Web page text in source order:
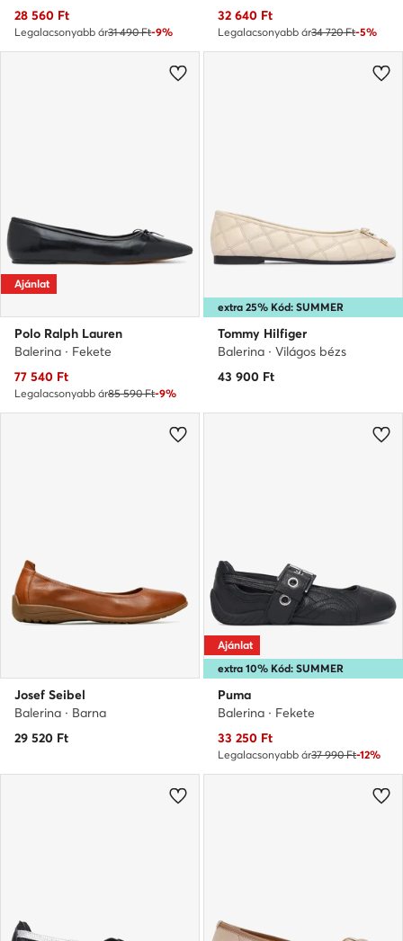
Aktuális ár
28 560 Ft
Legalacsonyabb ár31 490 Ft-9%
Aktuális ár
32 640 Ft
Legalacsonyabb ár34 720 Ft-5%
Ajánlat
Polo Ralph Lauren
Balerina · Fekete
Aktuális ár
77 540 Ft
Legalacsonyabb ár85 590 Ft-9%
extra 25% Kód: SUMMER
Tommy Hilfiger
Balerina · Világos bézs
43 900 Ft
Josef Seibel
Balerina · Barna
29 520 Ft
extra 10% Kód: SUMMER
Ajánlat
Puma
Balerina · Fekete
Aktuális ár
33 250 Ft
Legalacsonyabb ár37 990 Ft-12%